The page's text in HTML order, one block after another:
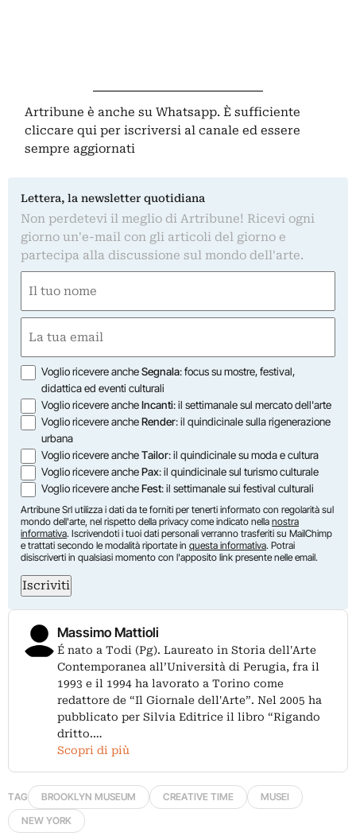
Artribune è anche su Whatsapp. È sufficiente
cliccare qui per iscriversi al canale ed essere
sempre aggiornati
Lettera, la newsletter quotidiana
Non perdetevi il meglio di Artribune! Ricevi ogni
giorno un'e-mail con gli articoli del giorno e
partecipa alla discussione sul mondo dell'arte.
(Obbligatorio)
Nome
(Obbligatorio)
Opzioni
Voglio ricevere ancheSegnala: focus su mostre, festival,
didattica ed eventi culturali
Voglio ricevere ancheIncanti: il settimanale sul mercato dell'arte
Voglio ricevere ancheRender: il quindicinale sulla rigenerazione
urbana
Voglio ricevere ancheTailor: il quindicinale su moda e cultura
Voglio ricevere anchePax: il quindicinale sul turismo culturale
Voglio ricevere ancheFest: il settimanale sui festival culturali
Artribune Srl utilizza i dati da te forniti per tenerti informato con regolarità sul
mondo dell'arte, nel rispetto della privacy come indicato nella nostra
informativa. Iscrivendoti i tuoi dati personali verranno trasferiti su MailChimp
e trattati secondo le modalità riportate in questa informativa. Potrai
disiscriverti in qualsiasi momento con l'apposito link presente nelle email.
Iscriviti
Massimo Mattioli
É nato a Todi (Pg). Laureato in Storia dell'Arte
Contemporanea all’Università di Perugia, fra il
1993 e il 1994 ha lavorato a Torino come
redattore de “Il Giornale dell'Arte”. Nel 2005 ha
pubblicato per Silvia Editrice il libro “Rigando
dritto.…
Scopri di più
TAG BROOKLYN MUSEUM CREATIVE TIME
MUSEI
NEW YORK